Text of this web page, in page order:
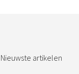
Nieuwste artikelen